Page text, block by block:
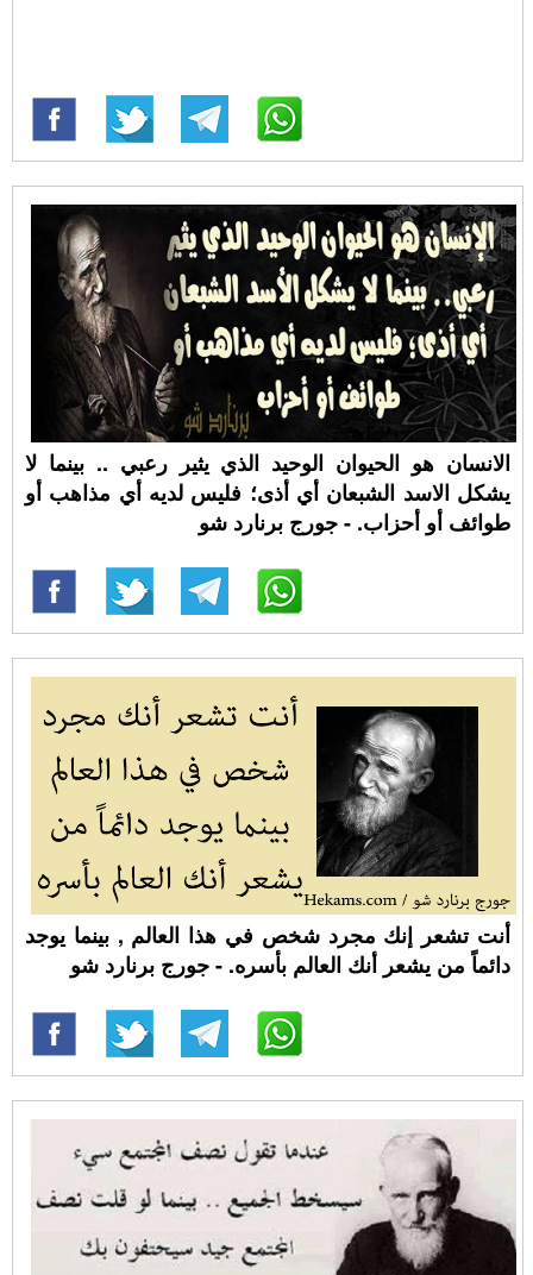
الانسان هو الحيوان الوحيد الذي يثير رعبي .. بينما لا
يشكل الاسد الشبعان أي أذى؛ فليس لديه أي مذاهب أو
طوائف أو أحزاب. - جورج برنارد شو
أنت تشعر إنك مجرد شخص في هذا العالم , بينما يوجد
دائماً من يشعر أنك العالم بأسره. - جورج برنارد شو